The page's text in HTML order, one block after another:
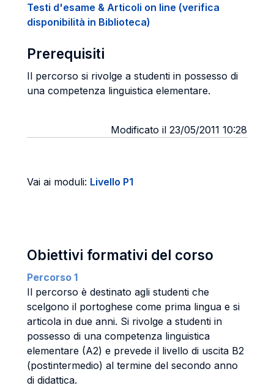
Testi d'esame & Articoli on line (verifica
disponibilità in Biblioteca)
Prerequisiti
Il percorso si rivolge a studenti in possesso di
una competenza linguistica elementare.
Modificato il 23/05/2011 10:28
Vai ai moduli: Livello P1
Obiettivi formativi del corso
Percorso 1
Il percorso è destinato agli studenti che
scelgono il portoghese come prima lingua e si
articola in due anni. Si rivolge a studenti in
possesso di una competenza linguistica
elementare (A2) e prevede il livello di uscita B2
(postintermedio) al termine del secondo anno
di didattica.